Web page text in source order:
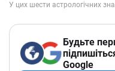
Будьте
Google